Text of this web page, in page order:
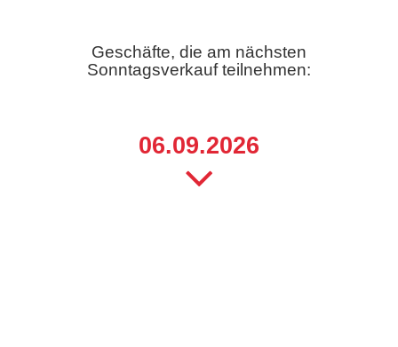
Geschäfte, die am nächsten
Sonntagsverkauf teilnehmen:
06.09.2026